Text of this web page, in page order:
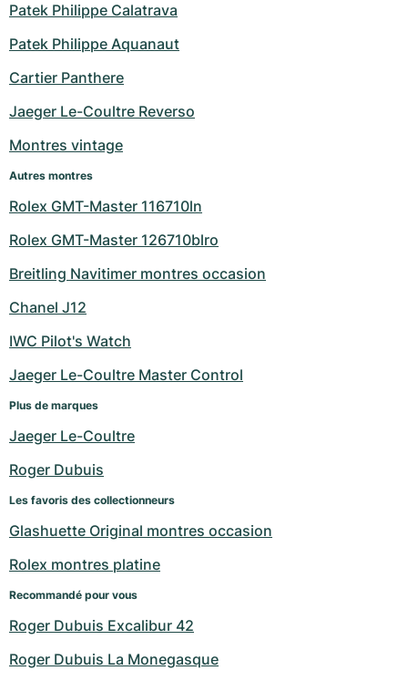
Patek Philippe Calatrava
Patek Philippe Aquanaut
Cartier Panthere
Jaeger Le-Coultre Reverso
Montres vintage
Autres montres
Rolex GMT-Master 116710ln
Rolex GMT-Master 126710blro
Breitling Navitimer montres occasion
Chanel J12
IWC Pilot's Watch
Jaeger Le-Coultre Master Control
Plus de marques
Jaeger Le-Coultre
Roger Dubuis
Les favoris des collectionneurs
Glashuette Original montres occasion
Rolex montres platine
Recommandé pour vous
Roger Dubuis Excalibur 42
Roger Dubuis La Monegasque